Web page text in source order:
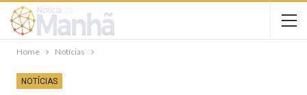
Home Notícias
NOTÍCIAS